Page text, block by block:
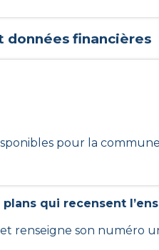
données financières
pour la
qui recensent
renseigne son numéro